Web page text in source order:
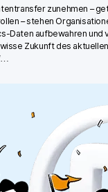
zunehmen –
– stehen
Daten aufbewahren und
Zukunft des